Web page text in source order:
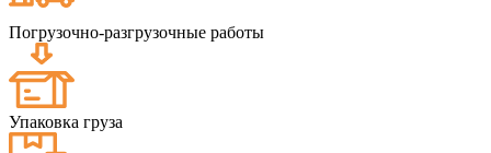
Погрузочно-разгрузочные работы
Упаковка груза